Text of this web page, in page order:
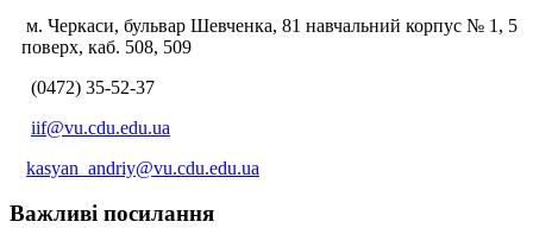
м. Черкаси, бульвар Шевченка, 81 навчальний корпус № 1, 5
поверх, каб. 508, 509
(0472) 35-52-37
iif@vu.cdu.edu.ua
kasyan_andriy@vu.cdu.edu.ua
Важливі посилання